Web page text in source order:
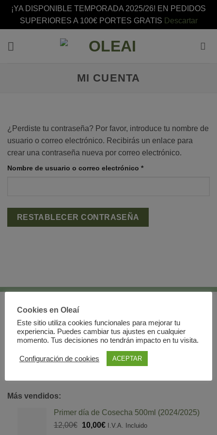
¡YA DISPONIBLE TEMPORADA 2025/26! EN PEDIDOS
SUPERIORES A 100€ PORTES GRATIS Descartar
MI CUENTA
¿Perdiste tu contraseña? Por favor, introduce tu nombre de
usuario o correo electrónico. Recibirás un enlace para
crear una contraseña nueva por correo electrónico.
Nombre de usuario o correo electrónico *Obligatorio
RESTABLECER CONTRASEÑA
C/Repullete 51 Bajo, Beas de Segura.
23280. Jaén.
lunes a jueves:8:30-18:00H
Más vendidos:
Primer día de Cosecha 500ml (2024/2025)
12,00€
El
10,00€ElI.V.A. Incluido
Cookies en Oleaí
Este sitio utiliza cookies funcionales para mejorar tu
experiencia. Puedes cambiar tus ajustes en cualquier
momento. Tus decisiones no tendrán impacto en tu visita.
Configuración de cookies ACEPTAR